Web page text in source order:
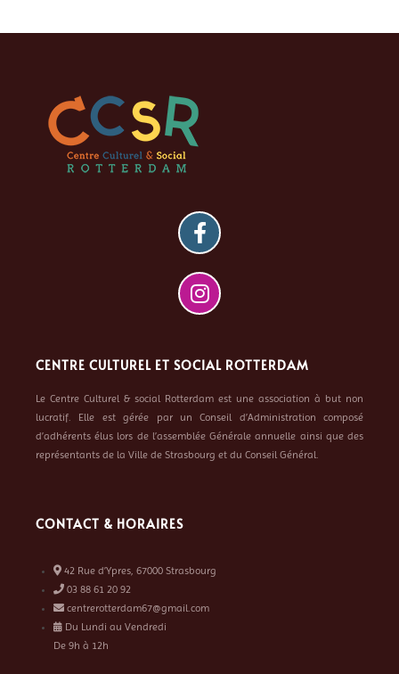
CENTRE CULTUREL ET SOCIAL ROTTERDAM
Le Centre Culturel & social Rotterdam est une association à but non
lucratif. Elle est gérée par un Conseil d’Administration composé
d’adhérents élus lors de l’assemblée Générale annuelle ainsi que des
représentants de la Ville de Strasbourg et du Conseil Général.
CONTACT & HORAIRES
42 Rue d’Ypres, 67000 Strasbourg
03 88 61 20 92
centrerotterdam67@gmail.com
Du Lundi au Vendredi
De 9h à 12h